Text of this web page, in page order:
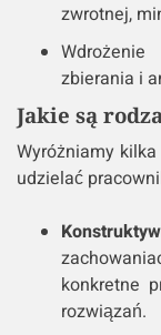
zwrotnej,
zbierania i
Jakie są
Wyróżniamy
udzielać
konkretne
rozwiązań.